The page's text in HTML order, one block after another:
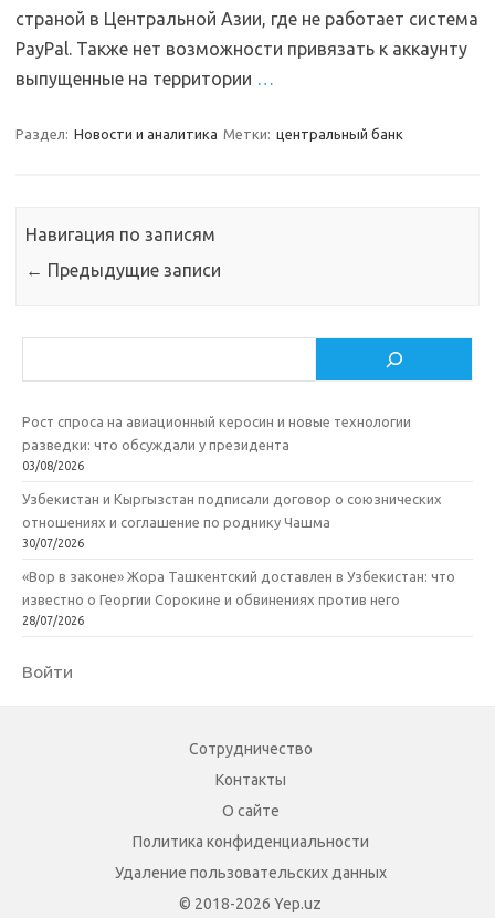
страной в Центральной Азии, где не работает система
PayPal. Также нет возможности привязать к аккаунту
выпущенные на территории …
Раздел: Новости и аналитика Метки: центральный банк
Навигация по записям
← Предыдущие записи
Рост спроса на авиационный керосин и новые технологии
разведки: что обсуждали у президента
03/08/2026
Узбекистан и Кыргызстан подписали договор о союзнических
отношениях и соглашение по роднику Чашма
30/07/2026
«Вор в законе» Жора Ташкентский доставлен в Узбекистан: что
известно о Георгии Сорокине и обвинениях против него
28/07/2026
Войти
Сотрудничество
Контакты
О сайте
Политика конфиденциальности
Удаление пользовательских данных
© 2018-2026 Yep.uz